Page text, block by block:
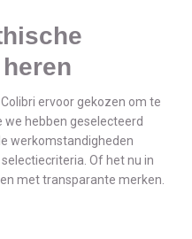
ervoor gekozen om te
we hebben geselecteerd
werkomstandigheden
Of het nu in
met transparante merken.